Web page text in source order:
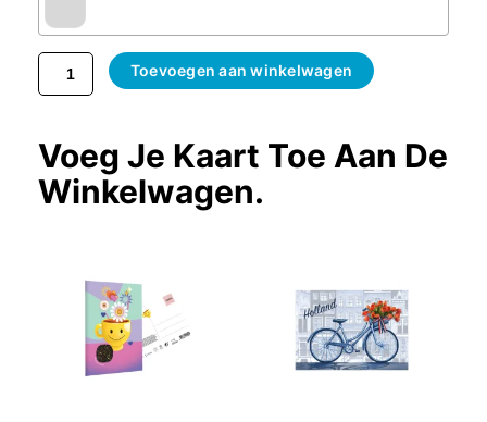
Toevoegen aan winkelwagen
Voeg Je Kaart Toe Aan De
Winkelwagen.